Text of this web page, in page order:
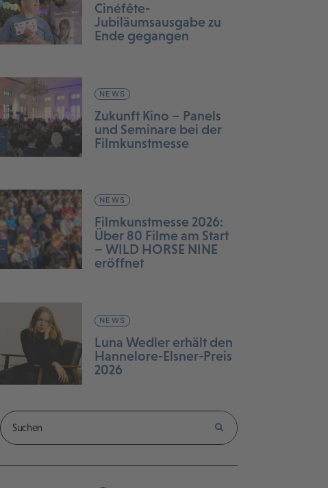
Cinéfête-
Jubiläumsausgabe zu
Ende gegangen
NEWS
Zukunft Kino – Panels
und Seminare bei der
Filmkunstmesse
NEWS
Filmkunstmesse 2026:
Über 80 Filme am Start
– WILD HORSE NINE
eröffnet
NEWS
Luna Wedler erhält den
Hannelore-Elsner-Preis
2026